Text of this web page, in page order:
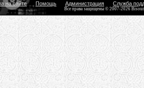
на сайте Помощь Администрация Служба
Все права защищены © 2007-2026